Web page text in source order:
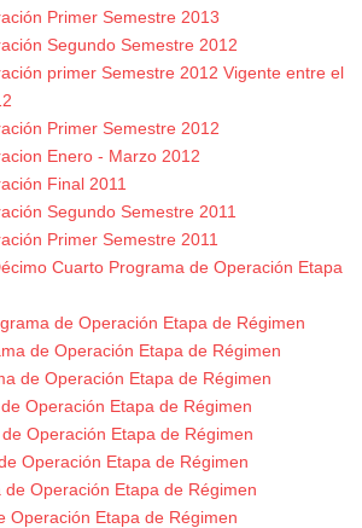
Primer Semestre 2013
Segundo Semestre 2012
primer Semestre 2012 Vigente entre el
Primer Semestre 2012
Enero - Marzo 2012
Final 2011
Segundo Semestre 2011
Primer Semestre 2011
Cuarto Programa de Operación Etapa
de Operación Etapa de Régimen
de Operación Etapa de Régimen
de Operación Etapa de Régimen
Operación Etapa de Régimen
Operación Etapa de Régimen
Operación Etapa de Régimen
de Operación Etapa de Régimen
Operación Etapa de Régimen